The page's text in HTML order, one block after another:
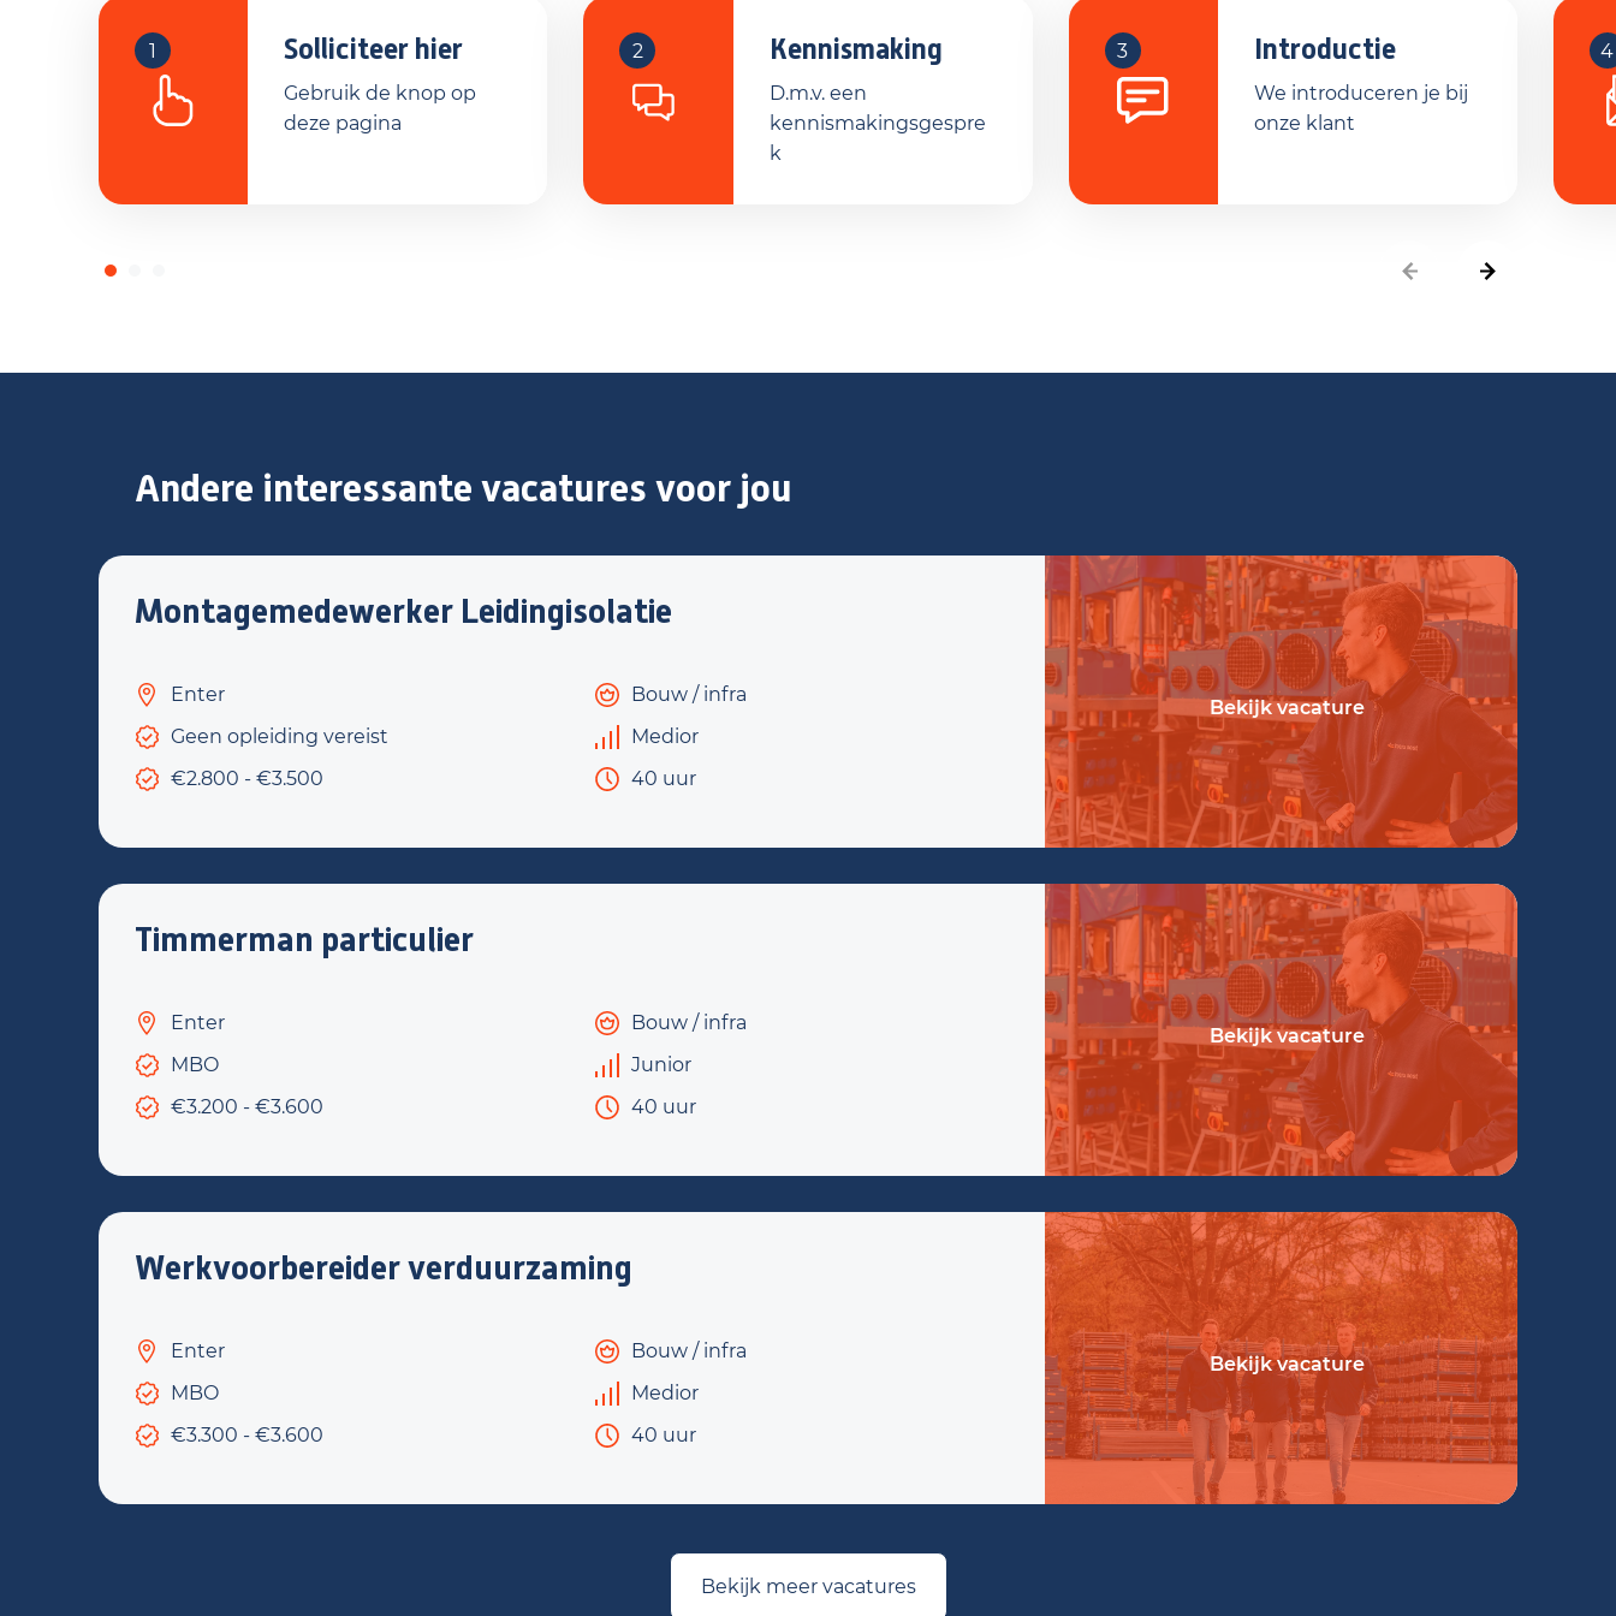
leert en bijdraagt aan duurzame oplossingen!
1 Solliciteer hier
Gebruik de knop op
deze pagina
2 Kennismaking
D.m.v. een
kennismakingsgespre
k
3 Introductie
We introduceren je bij
onze klant
4
Andere interessante vacatures voor jou
Montagemedewerker Leidingisolatie
Enter
Bouw / infra
Geen opleiding vereist
Medior
€2.800 - €3.500
40 uur
Bekijk vacature
Timmerman particulier
Enter
Bouw / infra
MBO
Junior
€3.200 - €3.600
40 uur
Bekijk vacature
Werkvoorbereider verduurzaming
Enter
Bouw / infra
MBO
Medior
€3.300 - €3.600
40 uur
Bekijk vacature
Bekijk meer vacatures